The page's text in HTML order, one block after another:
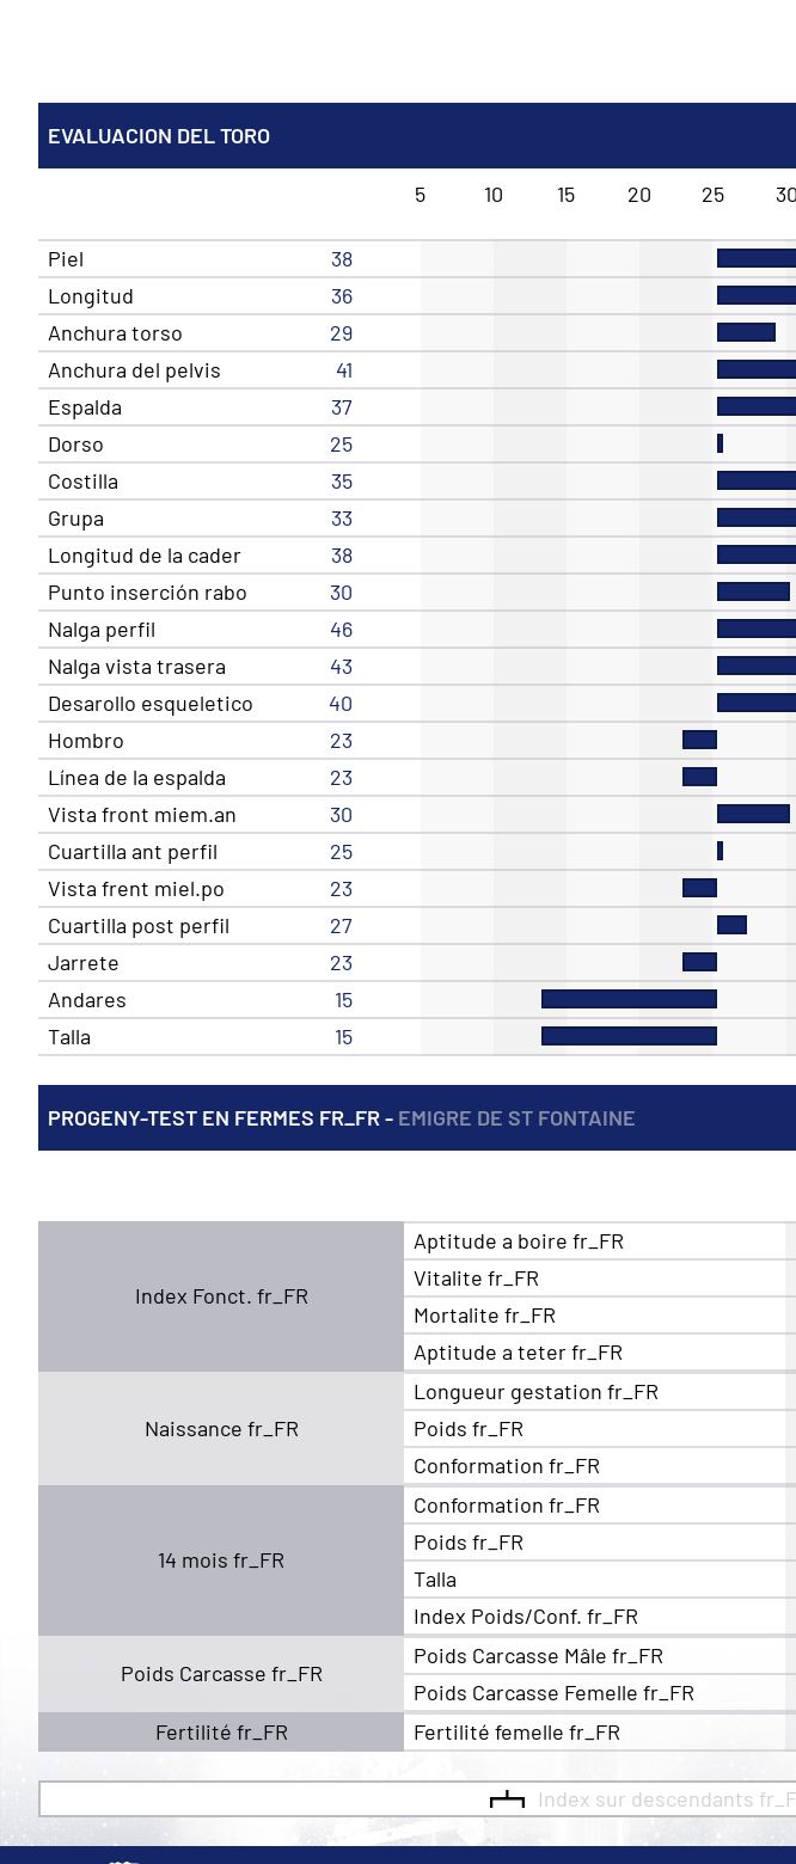
EVALUACION DEL TORO
5 10 15 20 25 30
Piel
38
Longitud
36
Anchura torso
29
Anchura del pelvis
41
Espalda
37
Dorso
25
Costilla
35
Grupa
33
Longitud de la cader
38
Punto inserción rabo
30
Nalga perfil
46
Nalga vista trasera
43
Desarollo esqueletico
40
Hombro
23
Línea de la espalda
23
Vista front miem.an
30
Cuartilla ant perfil
25
Vista frent miel.po
23
Cuartilla post perfil
27
Jarrete
23
Andares
15
Talla
15
PROGENY-TEST EN FERMES FR_FR - EMIGRE DE ST FONTAINE
Index Fonct. fr_FR
Aptitude a boire fr_FR
Vitalite fr_FR
Mortalite fr_FR
Aptitude a teter fr_FR
Naissance fr_FR
Longueur gestation fr_FR
Poids fr_FR
Conformation fr_FR
14 mois fr_FR
Conformation fr_FR
Poids fr_FR
Talla
Index Poids/Conf. fr_FR
Poids Carcasse fr_FR
Poids Carcasse Mâle fr_FR
Poids Carcasse Femelle fr_FR
Fertilité fr_FR
Fertilité femelle fr_FR
Index sur descendants